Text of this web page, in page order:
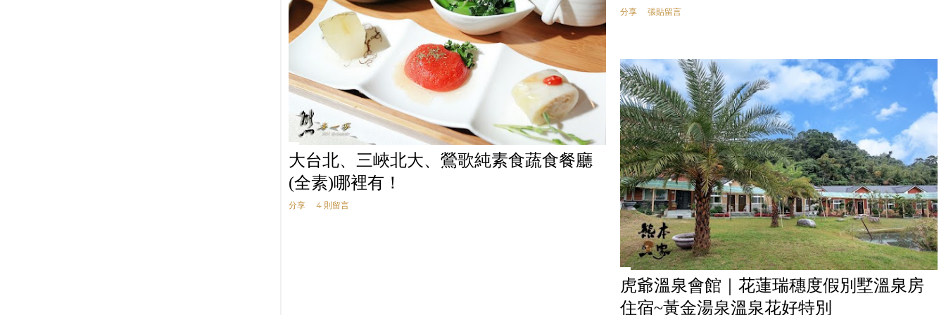
分享 張貼留言
大台北、三峽北大、鶯歌純素食蔬食餐廳
(全素)哪裡有！
分享 4 則留言
虎爺溫泉會館｜花蓮瑞穗度假別墅溫泉房
住宿~黃金湯泉溫泉花好特別